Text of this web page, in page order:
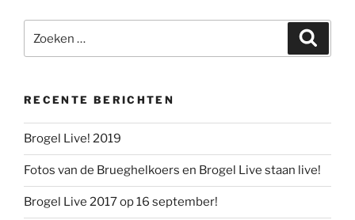
naar:
RECENTE BERICHTEN
Brogel Live! 2019
Fotos van de Brueghelkoers en Brogel Live staan live!
Brogel Live 2017 op 16 september!